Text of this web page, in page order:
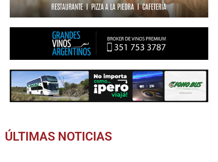
ÚLTIMAS NOTICIAS